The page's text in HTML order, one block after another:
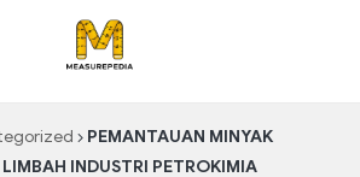
PEMANTAUAN MINYAK
INDUSTRI PETROKIMIA